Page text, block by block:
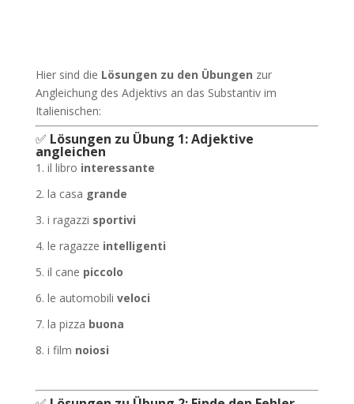
Hier sind die Lösungen zu den Übungen zur
Angleichung des Adjektivs an das Substantiv im
Italienischen:
✅ Lösungen zu Übung 1: Adjektive
angleichen
il libro interessante
la casa grande
i ragazzi sportivi
le ragazze intelligenti
il cane piccolo
le automobili veloci
la pizza buona
i film noiosi